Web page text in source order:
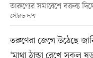
তারুণ্যের সমাবেশে বক্তব্য
সৌরভ দাশ
তরুণেরা জেগে উঠেছে